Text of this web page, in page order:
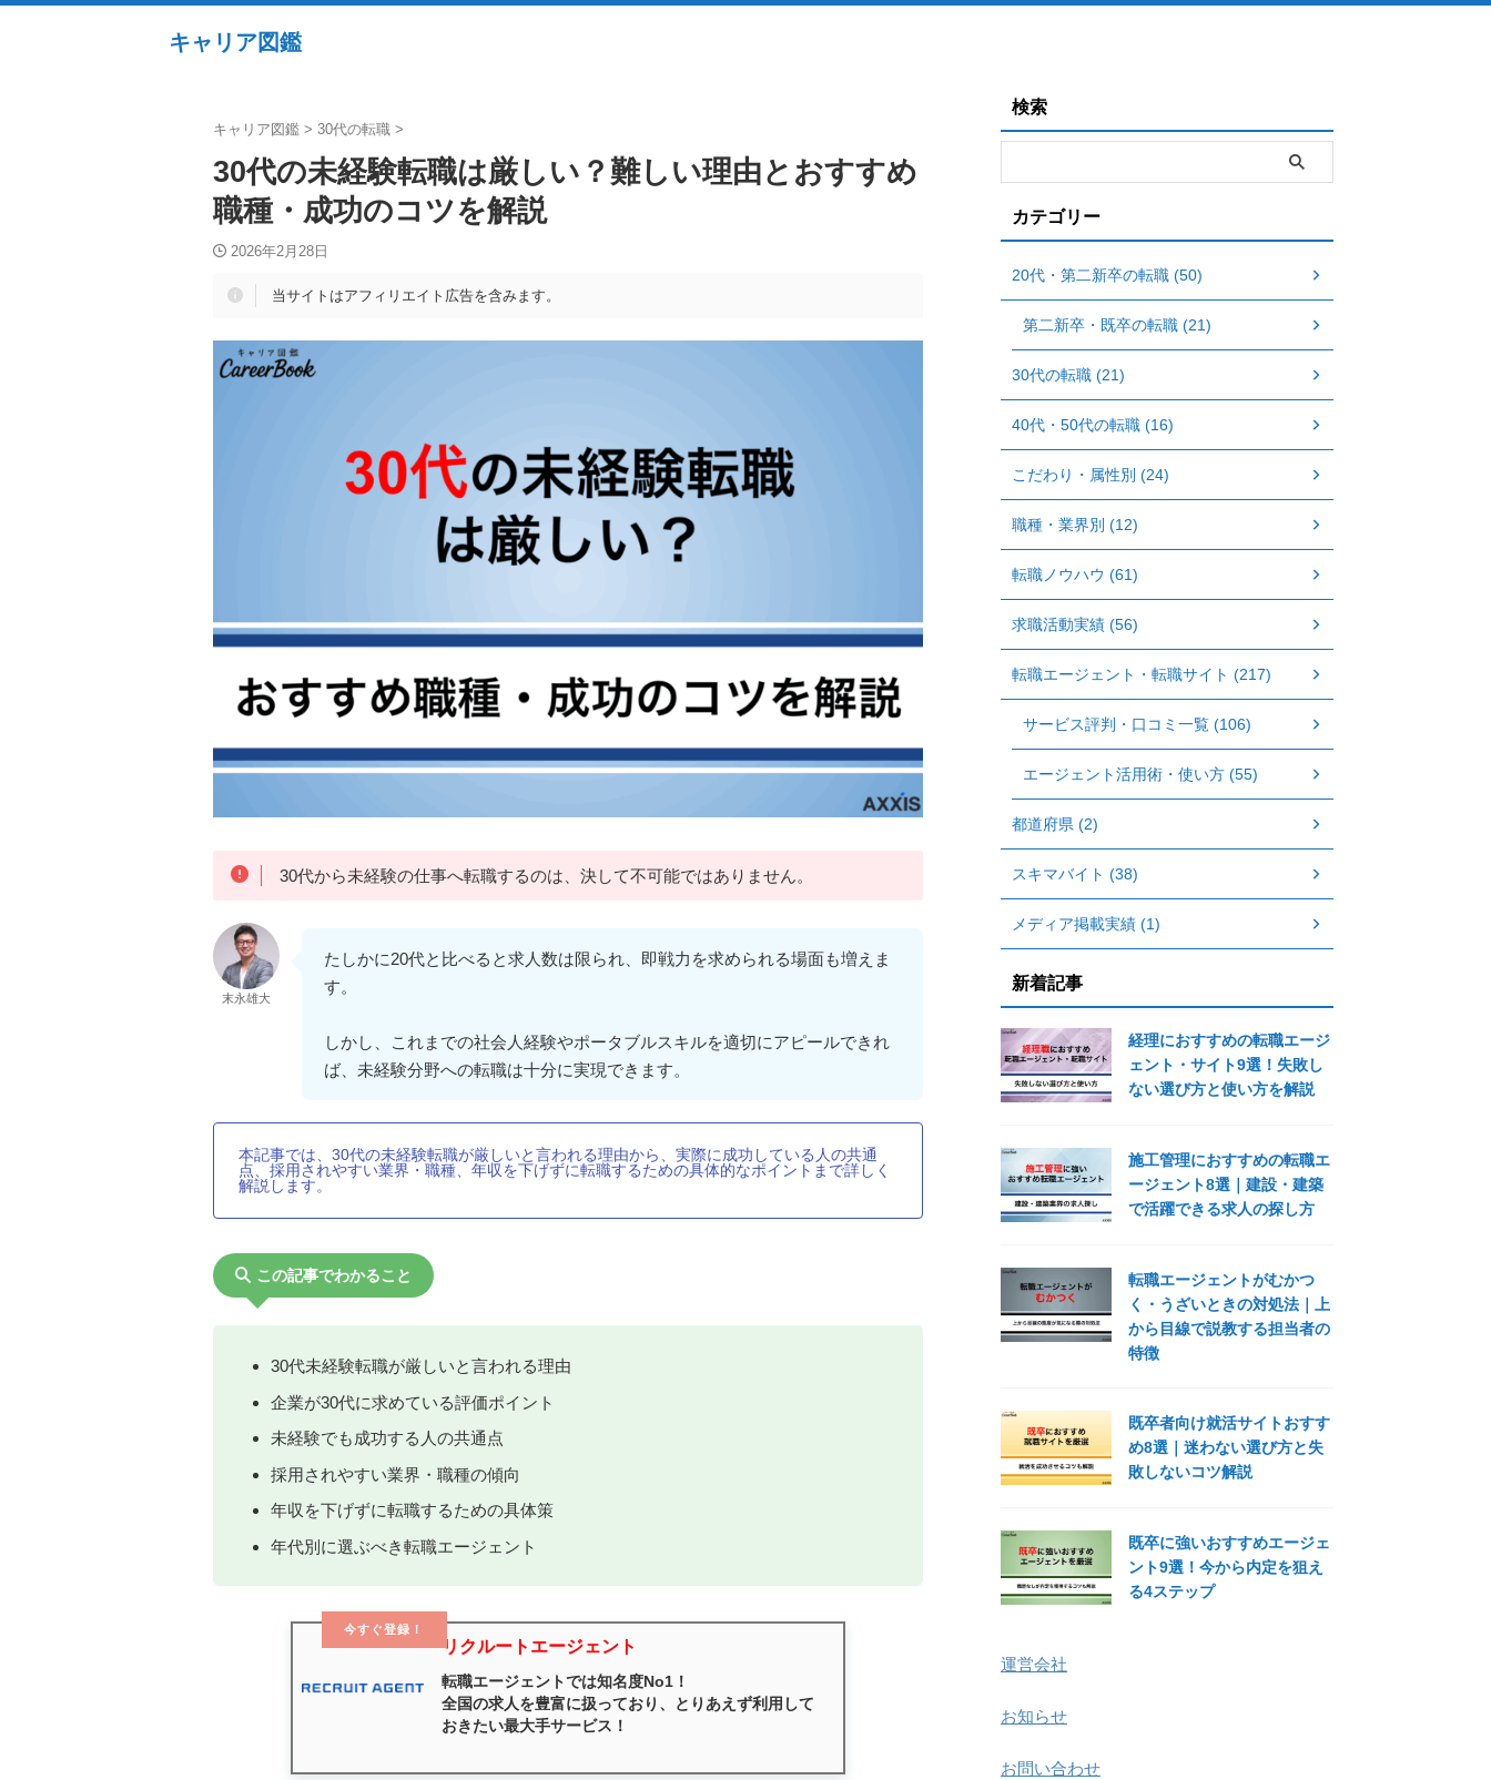
キャリア図鑑
キャリア図鑑 > 30代の転職 >
30代の未経験転職は厳しい？難しい理由とおすすめ
職種・成功のコツを解説
2026年2月28日
当サイトはアフィリエイト広告を含みます。
30代から未経験の仕事へ転職するのは、決して不可能ではありません。
末永雄大
たしかに20代と比べると求人数は限られ、即戦力を求められる場面も増えま
す。
しかし、これまでの社会人経験やポータブルスキルを適切にアピールできれ
ば、未経験分野への転職は十分に実現できます。
本記事では、30代の未経験転職が厳しいと言われる理由から、実際に成功している人の共通
点、採用されやすい業界・職種、年収を下げずに転職するための具体的なポイントまで詳しく
解説します。
この記事でわかること
30代未経験転職が厳しいと言われる理由
企業が30代に求めている評価ポイント
未経験でも成功する人の共通点
採用されやすい業界・職種の傾向
年収を下げずに転職するための具体策
年代別に選ぶべき転職エージェント
今すぐ登録！
リクルートエージェント
転職エージェントでは知名度No1！
全国の求人を豊富に扱っており、とりあえず利用して
おきたい最大手サービス！
検索
カテゴリー
20代・第二新卒の転職 (50)
第二新卒・既卒の転職 (21)
30代の転職 (21)
40代・50代の転職 (16)
こだわり・属性別 (24)
職種・業界別 (12)
転職ノウハウ (61)
求職活動実績 (56)
転職エージェント・転職サイト (217)
サービス評判・口コミ一覧 (106)
エージェント活用術・使い方 (55)
都道府県 (2)
スキマバイト (38)
メディア掲載実績 (1)
新着記事
経理におすすめの転職エージ
ェント・サイト9選！失敗し
ない選び方と使い方を解説
施工管理におすすめの転職エ
ージェント8選｜建設・建築
で活躍できる求人の探し方
転職エージェントがむかつ
く・うざいときの対処法｜上
から目線で説教する担当者の
特徴
既卒者向け就活サイトおすす
め8選｜迷わない選び方と失
敗しないコツ解説
既卒に強いおすすめエージェ
ント9選！今から内定を狙え
る4ステップ
運営会社
お知らせ
お問い合わせ